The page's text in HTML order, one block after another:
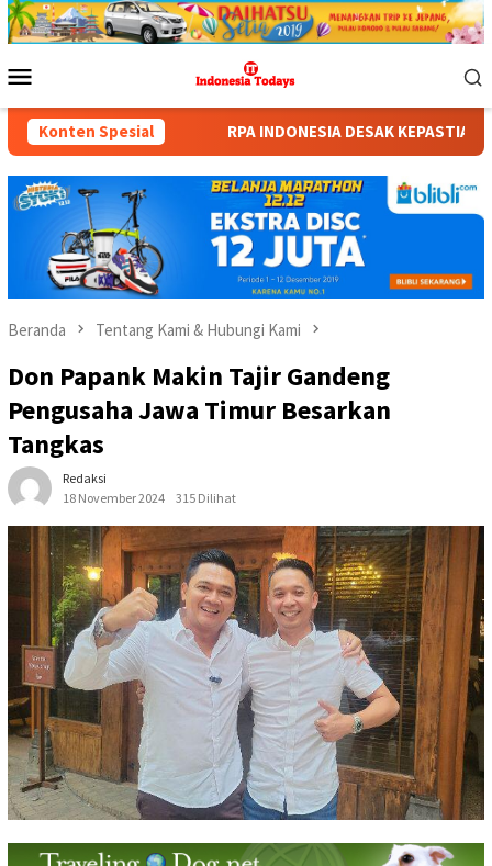
Loncat
ke
Mobile
Konten Spesial
RPA INDONESIA DESAK KEPASTIAN SEKOLAH TIGA ANAK
Beranda Tentang Kami & Hubungi Kami
Don Papank Makin Tajir Gandeng
Pengusaha Jawa Timur Besarkan
Tangkas
Redaksi
18 November 2024
315 Dilihat